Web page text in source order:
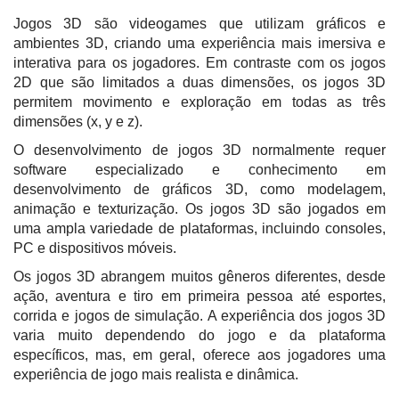
Jogos 3D são videogames que utilizam gráficos e
ambientes 3D, criando uma experiência mais imersiva e
interativa para os jogadores. Em contraste com os jogos
2D que são limitados a duas dimensões, os jogos 3D
permitem movimento e exploração em todas as três
dimensões (x, y e z).
O desenvolvimento de jogos 3D normalmente requer
software especializado e conhecimento em
desenvolvimento de gráficos 3D, como modelagem,
animação e texturização. Os jogos 3D são jogados em
uma ampla variedade de plataformas, incluindo consoles,
PC e dispositivos móveis.
Os jogos 3D abrangem muitos gêneros diferentes, desde
ação, aventura e tiro em primeira pessoa até esportes,
corrida e jogos de simulação. A experiência dos jogos 3D
varia muito dependendo do jogo e da plataforma
específicos, mas, em geral, oferece aos jogadores uma
experiência de jogo mais realista e dinâmica.